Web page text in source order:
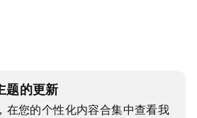
题的更新
在您的个性化内容合集中查看我